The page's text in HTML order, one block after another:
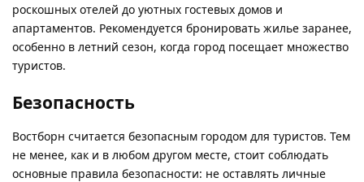
роскошных отелей до уютных гостевых домов и
апартаментов. Рекомендуется бронировать жилье заранее,
особенно в летний сезон, когда город посещает множество
туристов.
Безопасность
Востборн считается безопасным городом для туристов. Тем
не менее, как и в любом другом месте, стоит соблюдать
основные правила безопасности: не оставлять личные